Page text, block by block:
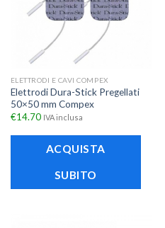
ELETTRODI E CAVI COMPEX
Elettrodi Dura-Stick Pregellati
50×50 mm Compex
€14.70 IVA inclusa
ACQUISTA
SUBITO